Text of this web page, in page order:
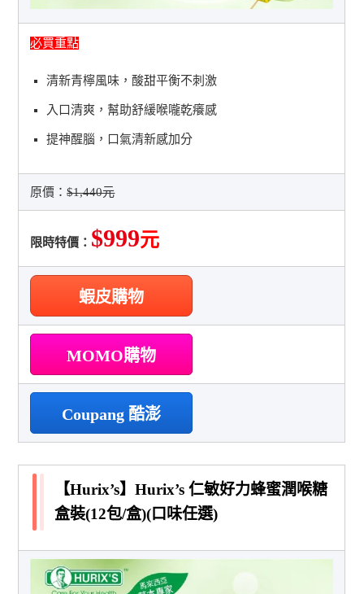
必買重點
清新青檸風味，酸甜平衡不刺激
入口清爽，幫助舒緩喉嚨乾癢感
提神醒腦，口氣清新感加分
原價：$1,440元
限時特價： $999元
蝦皮購物
MOMO購物
Coupang 酷澎
【Hurix’s】Hurix’s 仁敏好力蜂蜜潤喉糖
盒裝(12包/盒)(口味任選)